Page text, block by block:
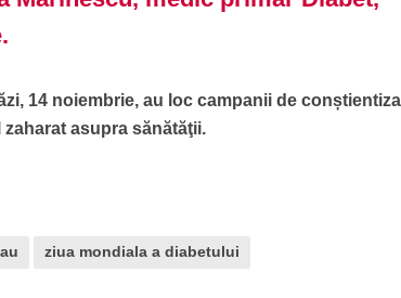
14 noiembrie, au loc campanii de
asupra sănătăţii.
ziua mondiala a diabetului